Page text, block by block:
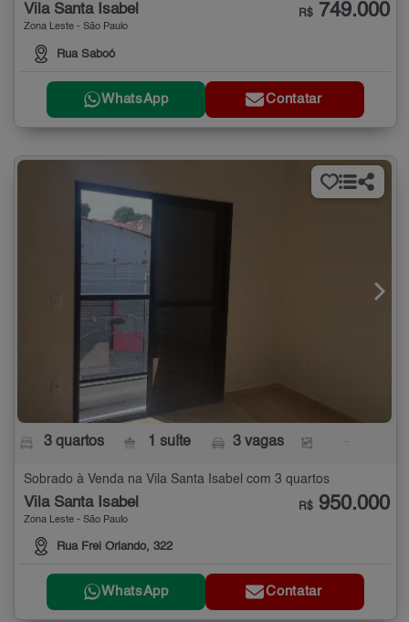
Vila Santa Isabel
Zona Leste - São Paulo
Rua Saboó
R$ 749.000
WhatsApp Contatar
3 quartos 1 suíte 3 vagas
Sobrado à Venda na Vila Santa Isabel com 3 quartos
Vila Santa Isabel
Zona Leste - São Paulo
Rua Frei Orlando, 322
R$ 950.000
WhatsApp Contatar